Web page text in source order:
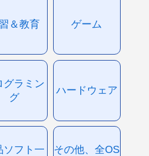
＆教育 ゲーム
グラミン
グ
ハードウェア
ソフト一
その他、全OS